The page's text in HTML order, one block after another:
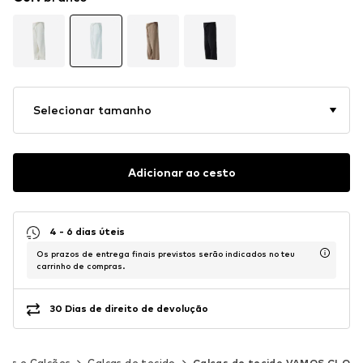
Selecionar tamanho
Adicionar ao cesto
4 - 6 dias úteis
Os prazos de entrega finais previstos serão indicados no teu
carrinho de compras.
30 Dias de direito de devolução